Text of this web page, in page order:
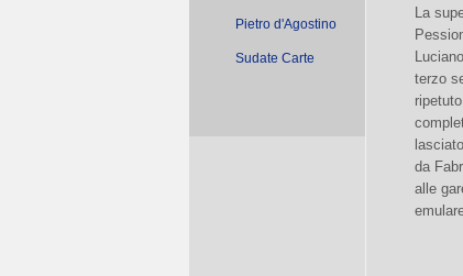
Pietro d'Agostino
Sudate Carte
La
terzo
da
alle